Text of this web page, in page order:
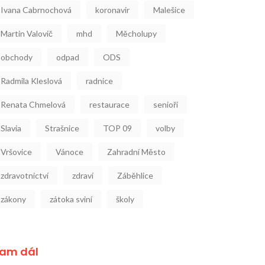
Ivana Cabrnochová koronavir Malešice
Martin Valovič mhd Měcholupy
obchody odpad ODS
Radmila Kleslová radnice
Renata Chmelová restaurace senioři
Slavia Strašnice TOP 09 volby
Vršovice Vánoce Zahradní Město
zdravotnictví zdraví Záběhlice
zákony zátoka sviní školy
dál